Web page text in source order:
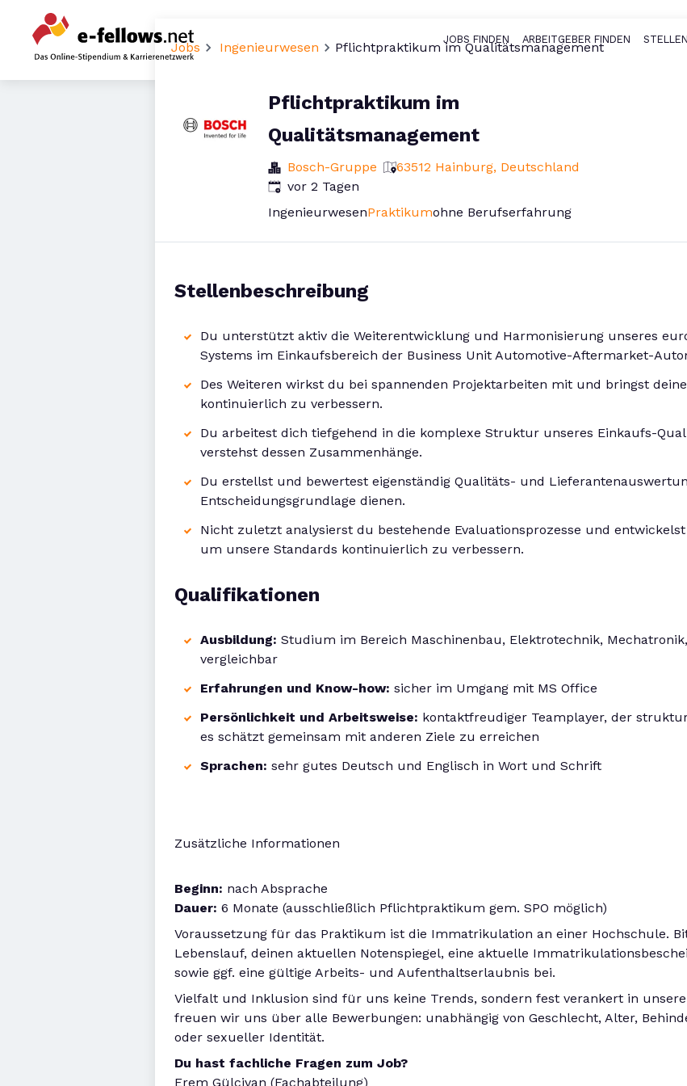
Haupt-
JOBS FINDEN ARBEITGEBER FINDEN
Jobs Ingenieurwesen Pflichtpraktikum im Qualitätsmanagement
Pflichtpraktikum im
Qualitätsmanagement
Bosch-Gruppe
63512 Hainburg, Deutschland
Veröffentlicht:
vor 2 Tagen
IngenieurwesenPraktikumohne Berufserfahrung
Stellenbeschreibung
Du unterstützt aktiv die Weiterentwicklung und Harmonisierung unseres
Systems im Einkaufsbereich der Business Unit Automotive-Aftermarket-
Des Weiteren wirkst du bei spannenden Projektarbeiten mit und bringst
kontinuierlich zu verbessern.
Du arbeitest dich tiefgehend in die komplexe Struktur unseres Einkaufs-
verstehst dessen Zusammenhänge.
Du erstellst und bewertest eigenständig Qualitäts- und
Entscheidungsgrundlage dienen.
Nicht zuletzt analysierst du bestehende Evaluationsprozesse und
um unsere Standards kontinuierlich zu verbessern.
Qualifikationen
Ausbildung: Studium im Bereich Maschinenbau, Elektrotechnik,
vergleichbar
Erfahrungen und Know-how: sicher im Umgang mit MS Office
Persönlichkeit und Arbeitsweise: kontaktfreudiger Teamplayer, der
es schätzt gemeinsam mit anderen Ziele zu erreichen
Sprachen: sehr gutes Deutsch und Englisch in Wort und Schrift
Zusätzliche Informationen
Beginn: nach Absprache
Dauer: 6 Monate (ausschließlich Pflichtpraktikum gem. SPO möglich)
Voraussetzung für das Praktikum ist die Immatrikulation an einer Hochschule.
Lebenslauf, deinen aktuellen Notenspiegel, eine aktuelle
sowie ggf. eine gültige Arbeits- und Aufenthaltserlaubnis bei.
Vielfalt und Inklusion sind für uns keine Trends, sondern fest verankert in
freuen wir uns über alle Bewerbungen: unabhängig von Geschlecht, Alter,
oder sexueller Identität.
Du hast fachliche Fragen zum Job?
Erem Gülcivan (Fachabteilung)